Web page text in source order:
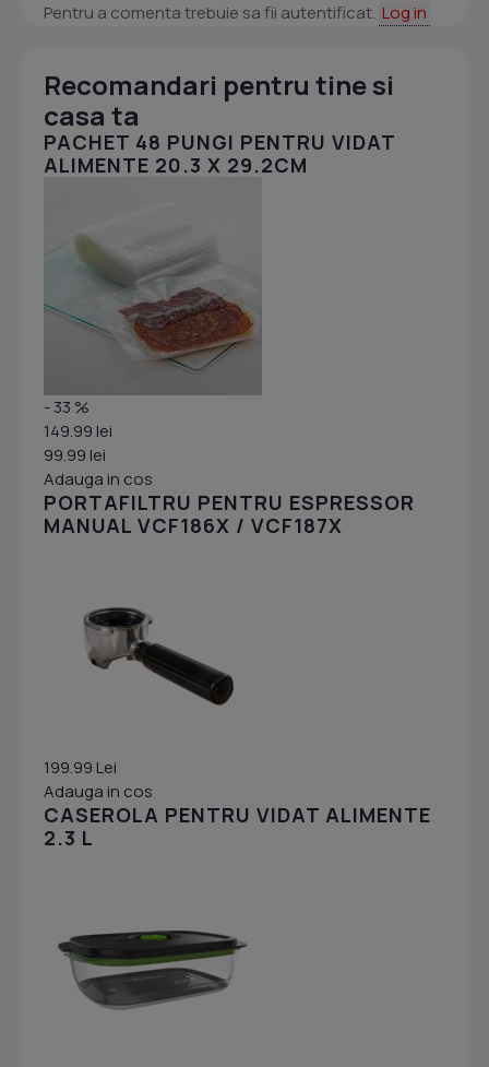
Pentru a comenta trebuie sa fii autentificat. Log in
Recomandari pentru tine si
casa ta
PACHET 48 PUNGI PENTRU VIDAT
ALIMENTE 20.3 X 29.2CM
- 33 %
149.99 lei
99.99 lei
Adauga in cos
PORTAFILTRU PENTRU ESPRESSOR
MANUAL VCF186X / VCF187X
199.99 Lei
Adauga in cos
CASEROLA PENTRU VIDAT ALIMENTE
2.3 L